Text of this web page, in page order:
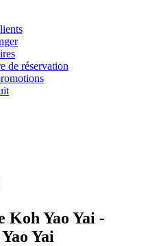
de réservation
Koh Yao Yai -
Yai